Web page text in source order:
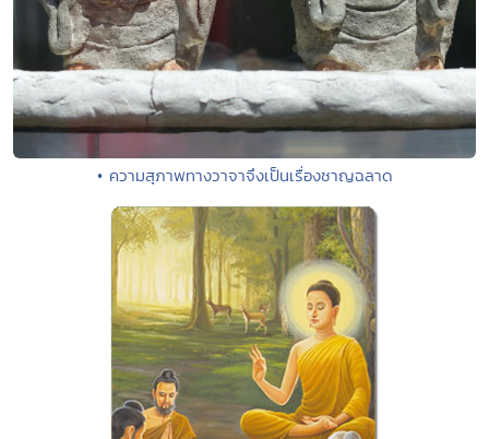
• ความสุภาพทางวาจาจึงเป็นเรื่องชาญฉลาด